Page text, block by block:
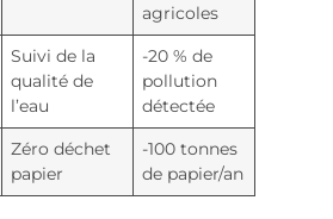
agricoles
Suivi de la
qualité de
l’eau
-20 % de
pollution
détectée
Zéro déchet
papier
-100 tonnes
de papier/an